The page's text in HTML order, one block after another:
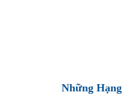
Những